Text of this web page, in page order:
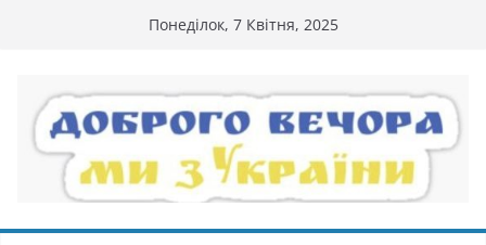
Понеділок, 7 Квітня, 2025